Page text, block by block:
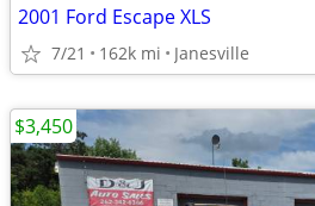
2001 Ford Escape XLS
7/21 162k mi Janesville
$3,450